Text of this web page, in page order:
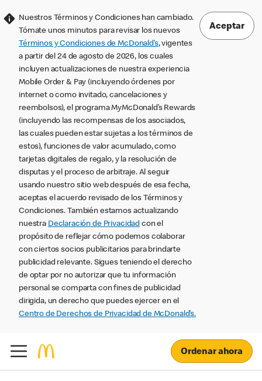
Nuestros Términos y Condiciones han cambiado.
Tómate unos minutos para revisar los nuevos
Términos y Condiciones de McDonald’s, vigentes
a partir del 24 de agosto de 2026, los cuales
incluyen actualizaciones de nuestra experiencia
Mobile Order & Pay (incluyendo órdenes por
internet o como invitado, cancelaciones y
reembolsos), el programa MyMcDonald’s Rewards
(incluyendo las recompensas de los asociados,
las cuales pueden estar sujetas a los términos de
estos), funciones de valor acumulado, como
tarjetas digitales de regalo, y la resolución de
disputas y el proceso de arbitraje. Al seguir
usando nuestro sitio web después de esa fecha,
aceptas el acuerdo revisado de los Términos y
Condiciones. También estamos actualizando
nuestra Declaración de Privacidad con el
propósito de reflejar cómo podemos colaborar
con ciertos socios publicitarios para brindarte
publicidad relevante. Sigues teniendo el derecho
de optar por no autorizar que tu información
personal se comparta con fines de publicidad
dirigida, un derecho que puedes ejercer en el
Centro de Derechos de Privacidad de McDonald’s.
Aceptar
Ordenar ahora